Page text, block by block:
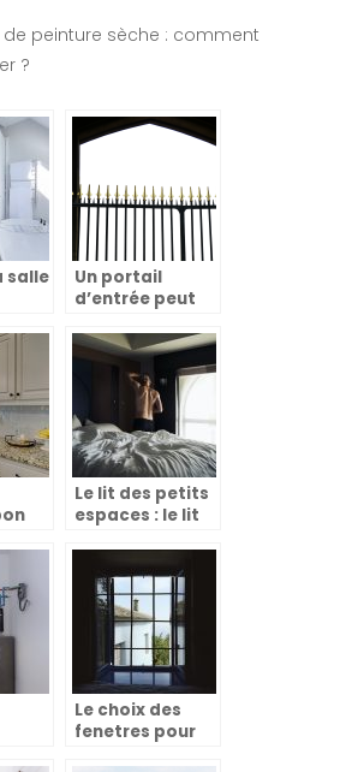
de peinture sèche : comment
?
salle
Un portail
d’entrée peut
de la maison
Le lit des petits
espaces : le lit
Le choix des
fenetres pour